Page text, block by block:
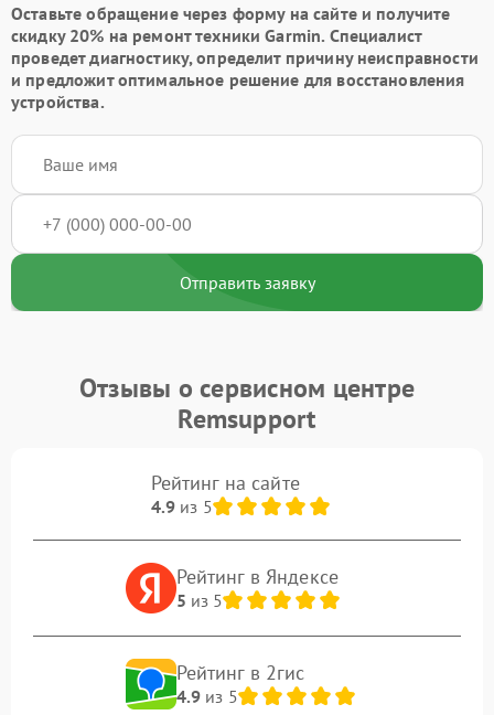
Оставьте обращение через форму на сайте и получите
скидку 20% на ремонт техники Garmin. Специалист
проведет диагностику, определит причину неисправности
и предложит оптимальное решение для восстановления
устройства.
Отправить заявку
Отзывы о сервисном центре
Remsupport
Рейтинг на сайте
4.9из 5
Рейтинг в Яндексе
5 из 5
Рейтинг в 2гис
4.9из 5